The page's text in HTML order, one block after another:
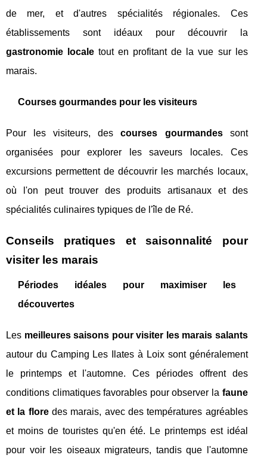
de mer, et d'autres spécialités régionales. Ces
établissements sont idéaux pour découvrir la
gastronomie locale tout en profitant de la vue sur les
marais.
Courses gourmandes pour les visiteurs
Pour les visiteurs, descourses gourmandessont
organisées pour explorer les saveurs locales. Ces
excursions permettent de découvrir les marchés locaux,
où l'on peut trouver des produits artisanaux et des
spécialités culinaires typiques de l'île de Ré.
Conseils pratiques et saisonnalité pour
visiter les marais
Périodes idéales pour maximiser les
découvertes
Les meilleures saisons pour visiter les marais salants
autour du Camping Les Ilates à Loix sont généralement
le printemps et l'automne. Ces périodes offrent des
conditions climatiques favorables pour observer la faune
et la floredes marais, avec des températures agréables
et moins de touristes qu'en été. Le printemps est idéal
pour voir les oiseaux migrateurs, tandis que l'automne